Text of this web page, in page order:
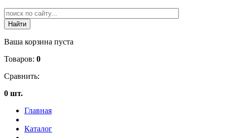
Ваша корзина пуста
Товаров: 0
Сравнить:
0 шт.
Главная
Каталог